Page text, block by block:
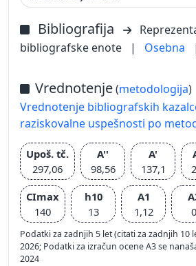
Bibliografija
bibliografske enote
| Osebna |
Vrednotenje(metodologija)
Vrednotenje bibliografskih
raziskovalne uspešnosti po
Upoš. tč.
297,06
A''
98,56
A'
137,1
CImax
140
h10
13
A1
1,12
0
Podatki za zadnjih 5 let (citati za zadnjih 10
2026; Podatki za izračun ocene A3 se
2024